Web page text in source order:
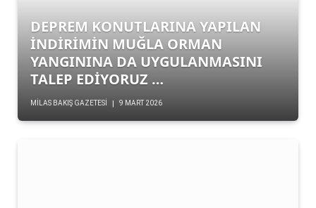
DEPREM KONUTLARINA YAPILAN
İNDİRİMİN MUĞLA ORMAN
YANGININA DA UYGULANMASINI
TALEP EDİYORUZ …
MILAS BAKIŞ GAZETESI 9 MART 2026